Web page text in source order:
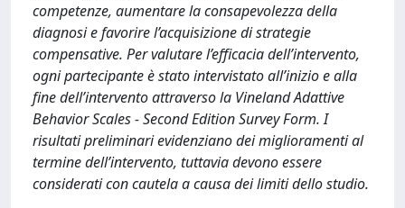
competenze, aumentare la consapevolezza della
diagnosi e favorire l’acquisizione di strategie
compensative. Per valutare l’efficacia dell’intervento,
ogni partecipante è stato intervistato all’inizio e alla
fine dell’intervento attraverso la Vineland Adattive
Behavior Scales - Second Edition Survey Form. I
risultati preliminari evidenziano dei miglioramenti al
termine dell’intervento, tuttavia devono essere
considerati con cautela a causa dei limiti dello studio.